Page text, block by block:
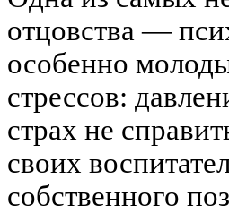
отцовства —
особенно
стрессов:
страх не
своих
собственного